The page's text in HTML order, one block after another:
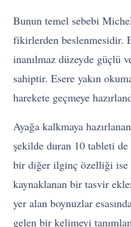
Bunun temel sebebi
fikirlerden beslenmesidir.
inanılmaz düzeyde güçlü
sahiptir. Esere yakın
harekete geçmeye
Ayağa kalkmaya
şekilde duran 10 tableti
bir diğer ilginç özelliği ise
kaynaklanan bir tasvir
yer alan boynuzlar
gelen bir kelimeyi